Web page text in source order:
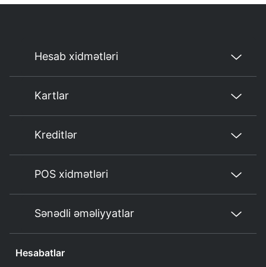
Hesab xidmətləri
Kartlar
Kreditlər
POS xidmətləri
Sənədli əməliyyatlar
Hesabatlar